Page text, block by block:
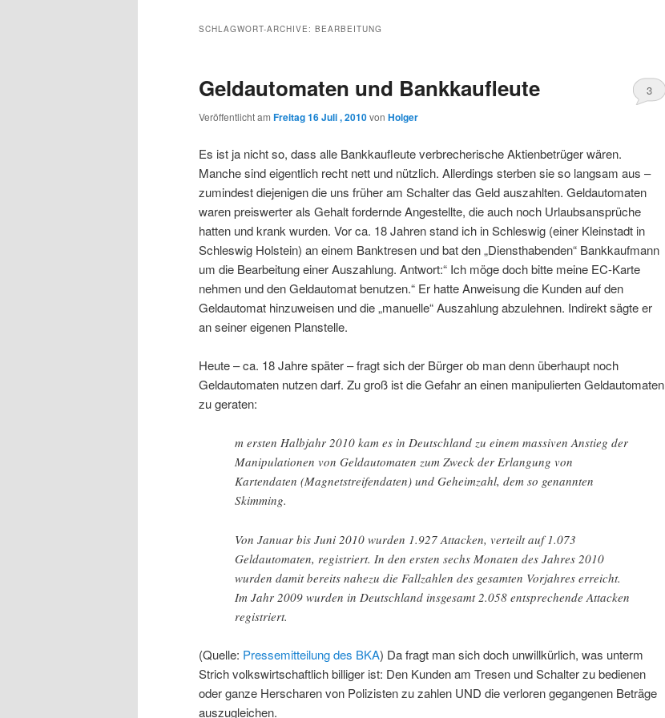
wechseln
SCHLAGWORT-ARCHIVE: BEARBEITUNG
Geldautomaten und Bankkaufleute
Veröffentlicht am Freitag 16 Juli , 2010von Holger
3
Es ist ja nicht so, dass alle Bankkaufleute verbrecherische Aktienbetrüger wären.
Manche sind eigentlich recht nett und nützlich. Allerdings sterben sie so langsam aus –
zumindest diejenigen die uns früher am Schalter das Geld auszahlten. Geldautomaten
waren preiswerter als Gehalt fordernde Angestellte, die auch noch Urlaubsansprüche
hatten und krank wurden. Vor ca. 18 Jahren stand ich in Schleswig (einer Kleinstadt in
Schleswig Holstein) an einem Banktresen und bat den „Diensthabenden“ Bankkaufmann
um die Bearbeitung einer Auszahlung. Antwort:“ Ich möge doch bitte meine EC-Karte
nehmen und den Geldautomat benutzen.“ Er hatte Anweisung die Kunden auf den
Geldautomat hinzuweisen und die „manuelle“ Auszahlung abzulehnen. Indirekt sägte er
an seiner eigenen Planstelle.
Heute – ca. 18 Jahre später – fragt sich der Bürger ob man denn überhaupt noch
Geldautomaten nutzen darf. Zu groß ist die Gefahr an einen manipulierten Geldautomaten
zu geraten:
m ersten Halbjahr 2010 kam es in Deutschland zu einem massiven Anstieg der
Manipulationen von Geldautomaten zum Zweck der Erlangung von
Kartendaten (Magnetstreifendaten) und Geheimzahl, dem so genannten
Skimming.
Von Januar bis Juni 2010 wurden 1.927 Attacken, verteilt auf 1.073
Geldautomaten, registriert. In den ersten sechs Monaten des Jahres 2010
wurden damit bereits nahezu die Fallzahlen des gesamten Vorjahres erreicht.
Im Jahr 2009 wurden in Deutschland insgesamt 2.058 entsprechende Attacken
registriert.
(Quelle: Pressemitteilung des BKA) Da fragt man sich doch unwillkürlich, was unterm
Strich volkswirtschaftlich billiger ist: Den Kunden am Tresen und Schalter zu bedienen
oder ganze Herscharen von Polizisten zu zahlen UND die verloren gegangenen Beträge
auszugleichen.